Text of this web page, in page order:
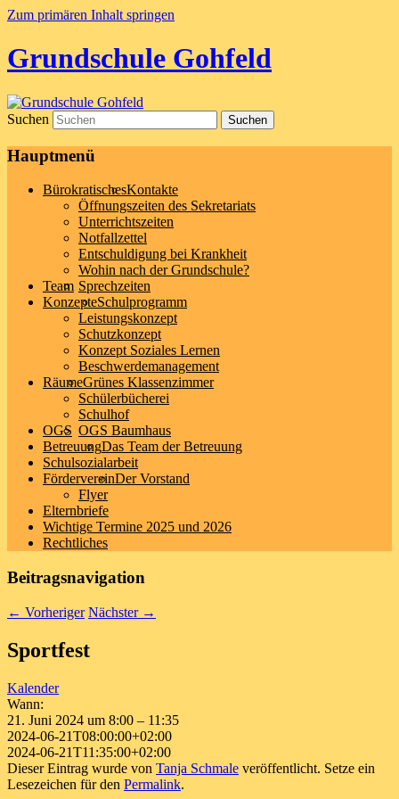
Zum primären Inhalt springen
Grundschule Gohfeld
Suchen
Hauptmenü
BürokratischesKontakte
Öffnungszeiten des Sekretariats
Unterrichtszeiten
Notfallzettel
Entschuldigung bei Krankheit
Wohin nach der Grundschule?
Team Sprechzeiten
KonzepteSchulprogramm
Leistungskonzept
Schutzkonzept
Konzept Soziales Lernen
Beschwerdemanagement
RäumeGrünes Klassenzimmer
Schülerbücherei
Schulhof
OGS OGS Baumhaus
BetreuungDas Team der Betreuung
Schulsozialarbeit
FördervereinDer Vorstand
Flyer
Elternbriefe
Wichtige Termine 2025 und 2026
Rechtliches
Beitragsnavigation
← Vorheriger Nächster →
Sportfest
Kalender
Wann:
21. Juni 2024 um 8:00 – 11:35
2024-06-21T08:00:00+02:00
2024-06-21T11:35:00+02:00
Dieser Eintrag wurde von Tanja Schmale veröffentlicht. Setze ein
Lesezeichen für den Permalink.